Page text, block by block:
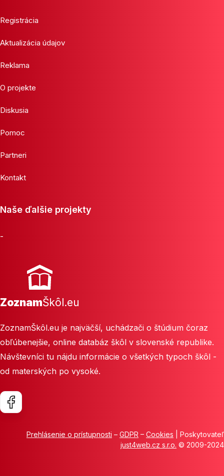
Registrácia
Aktualizácia údajov
Reklama
O projekte
Diskusia
Pomoc
Partneri
Kontakt
Naše ďalšie projekty
-
ZoznamŠkôl.eu
ZoznamŠkôl.eu je najväčší, uchádzači o štúdium čoraz
obľúbenejšie, online databáz škôl v slovenské republike.
Návštevníci tu nájdu informácie o všetkých typoch škôl -
od materských po vysoké.
Prehlásenie o prístupnosti – GDPR – Cookies | Poskytovateľ
just4web.cz s.r.o. © 2009-2024